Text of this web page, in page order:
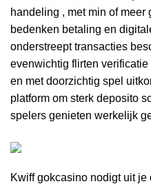
handeling , met min of
bedenken betaling en
onderstreept transacties
evenwichtig flirten
en met doorzichtig spel
platform om sterk deposito
spelers genieten werkelijk
Kwiff gokcasino nodigt uit